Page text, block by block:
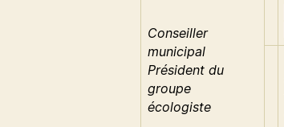
Conseiller
municipal
Président du
groupe
écologiste